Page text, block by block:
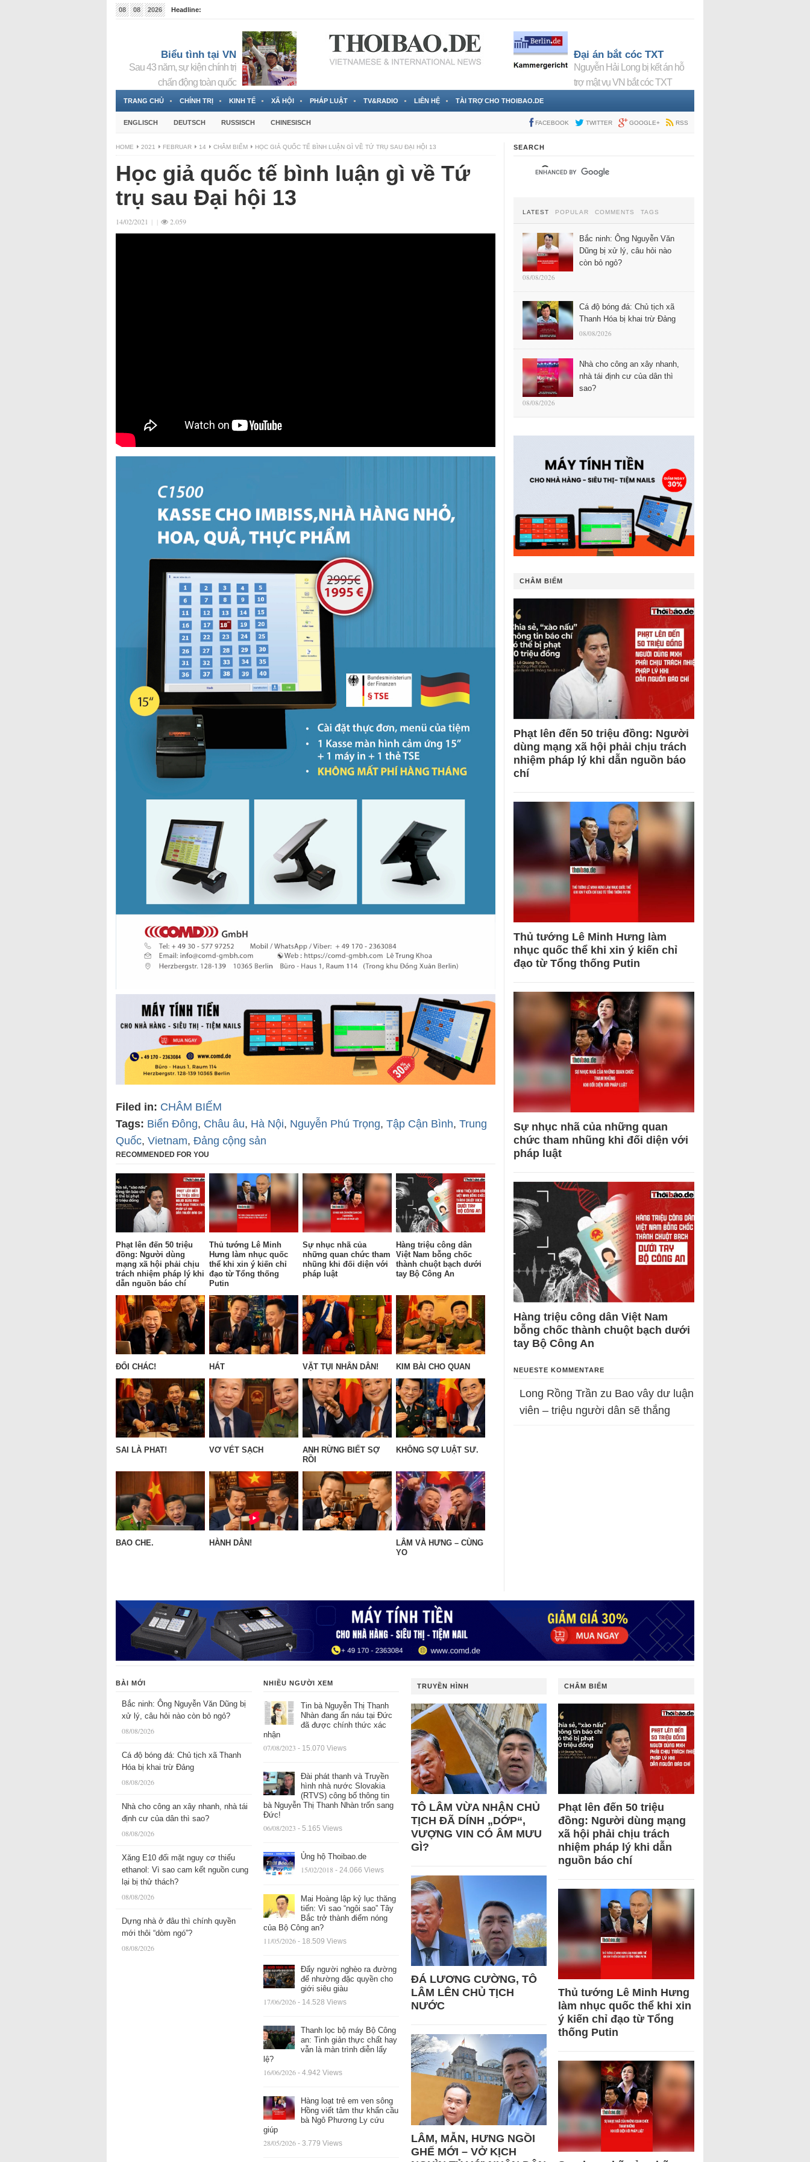
08 08 2026
Headline:
Biểu tình tại VN
Sau 43 năm, sự kiện chính trị
chấn động toàn quốc
Đại án bắt cóc TXT
Nguyễn Hải Long bị kết án hỗ
trợ mật vụ VN bắt cóc TXT
TRANG CHỦ CHÍNH TRỊ KINH TẾ XÃ HỘI PHÁP LUẬT TV&RADIO LIÊN HỆ TÀI TRỢ CHO THOIBAO.DE
ENGLISCH DEUTSCH RUSSISCH CHINESISCH FACEBOOK TWITTER GOOGLE+ RSS
HOME 2021 FEBRUAR 14 CHÂM BIẾM HỌC GIẢ QUỐC TẾ BÌNH LUẬN GÌ VỀ TỨ TRỤ SAU ĐẠI HỘI 13
Học giả quốc tế bình luận gì về Tứ
trụ sau Đại hội 13
14/02/2021 | | 2.059
Filed in: CHÂM BIẾM
Tags: Biển Đông, Châu âu, Hà Nội, Nguyễn Phú Trọng, Tập Cận Bình, Trung
Quốc, Vietnam, Đảng cộng sản
RECOMMENDED FOR YOU
Phạt lên đến 50 triệu
đồng: Người dùng
mạng xã hội phải chịu
trách nhiệm pháp lý khi
dẫn nguồn báo chí
Thủ tướng Lê Minh
Hưng làm nhục quốc
thể khi xin ý kiến chỉ
đạo từ Tổng thống
Putin
Sự nhục nhã của
những quan chức tham
nhũng khi đối diện với
pháp luật
Hàng triệu công dân
Việt Nam bỗng chốc
thành chuột bạch dưới
tay Bộ Công An
ĐỔI CHÁC! HÁT VẶT TỤI NHÂN DÂN! KIM BÀI CHO QUAN
SAI LÀ PHAT! VƠ VÉT SẠCH
ANH RỪNG BIẾT SỢ
RỒI
KHÔNG SỢ LUẬT SƯ.
BAO CHE. HÀNH DÂN!
LÂM VÀ HƯNG – CÙNG
YO
SEARCH
LATEST POPULAR COMMENTS TAGS
Bắc ninh: Ông Nguyễn Văn
Dũng bị xử lý, câu hỏi nào
còn bỏ ngỏ?
08/08/2026
Cá độ bóng đá: Chủ tịch xã
Thanh Hóa bị khai trừ Đảng
08/08/2026
Nhà cho công an xây nhanh,
nhà tái định cư của dân thì
sao?
08/08/2026
CHÂM BIẾM
Phạt lên đến 50 triệu đồng: Người
dùng mạng xã hội phải chịu trách
nhiệm pháp lý khi dẫn nguồn báo
chí
Thủ tướng Lê Minh Hưng làm
nhục quốc thể khi xin ý kiến chỉ
đạo từ Tổng thống Putin
Sự nhục nhã của những quan
chức tham nhũng khi đối diện với
pháp luật
Hàng triệu công dân Việt Nam
bỗng chốc thành chuột bạch dưới
tay Bộ Công An
NEUESTE KOMMENTARE
Long Rồng Trần zu Bao vây dư luận
viên – triệu người dân sẽ thắng
BÀI MỚI
Bắc ninh: Ông Nguyễn Văn Dũng bị
xử lý, câu hỏi nào còn bỏ ngỏ?
08/08/2026
Cá độ bóng đá: Chủ tịch xã Thanh
Hóa bị khai trừ Đảng
08/08/2026
Nhà cho công an xây nhanh, nhà tái
định cư của dân thì sao?
08/08/2026
Xăng E10 đối mặt nguy cơ thiếu
ethanol: Vì sao cam kết nguồn cung
lại bị thử thách?
08/08/2026
Dựng nhà ở đâu thì chính quyền
mới thôi “dòm ngó”?
08/08/2026
NHIỀU NGƯỜI XEM
Tin bà Nguyễn Thị Thanh
Nhàn đang ẩn náu tại Đức
đã được chính thức xác
nhận
07/08/2023 - 15.070 Views
Đài phát thanh và Truyền
hình nhà nước Slovakia
(RTVS) công bố thông tin
bà Nguyễn Thị Thanh Nhàn trốn sang
Đức!
06/08/2023 - 5.165 Views
Ủng hộ Thoibao.de
15/02/2018 - 24.066 Views
Mai Hoàng lập kỷ lục thăng
tiến: Vì sao “ngôi sao” Tây
Bắc trở thành điểm nóng
của Bộ Công an?
11/05/2026 - 18.509 Views
Đẩy người nghèo ra đường
để nhường đặc quyền cho
giới siêu giàu
17/06/2026 - 14.528 Views
Thanh lọc bộ máy Bộ Công
an: Tinh giản thực chất hay
vẫn là màn trình diễn lấy
lệ?
16/06/2026 - 4.942 Views
Hàng loạt trẻ em ven sông
Hồng viết tâm thư khẩn cầu
bà Ngô Phương Ly cứu
giúp
28/05/2026 - 3.779 Views
TRUYỀN HÌNH
TÔ LÂM VỪA NHẬN CHỦ
TỊCH ĐÃ DÍNH „DỚP“,
VƯỢNG VIN CÓ ÂM MƯU
GÌ?
ĐÁ LƯƠNG CƯỜNG, TÔ
LÂM LÊN CHỦ TỊCH
NƯỚC
LÂM, MẪN, HƯNG NGỒI
GHẾ MỚI – VỞ KỊCH
CHÂM BIẾM
Phạt lên đến 50 triệu
đồng: Người dùng mạng
xã hội phải chịu trách
nhiệm pháp lý khi dẫn
nguồn báo chí
Thủ tướng Lê Minh Hưng
làm nhục quốc thể khi xin
ý kiến chỉ đạo từ Tổng
thống Putin